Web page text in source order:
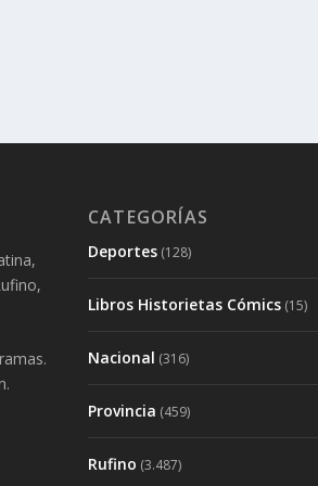
CATEGORÍAS
Deportes (128)
Libros Historietas Cómics (15)
Nacional (316)
Provincia (459)
Rufino (3.487)